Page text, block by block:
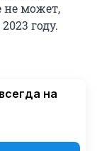
не может,
году.
на